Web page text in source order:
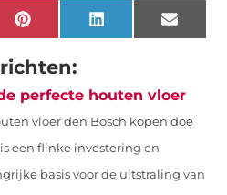
PinterestLinkedInEmail
perfecte houten vloer
vloer den Bosch kopen doe
een flinke investering en
basis voor de uitstraling van